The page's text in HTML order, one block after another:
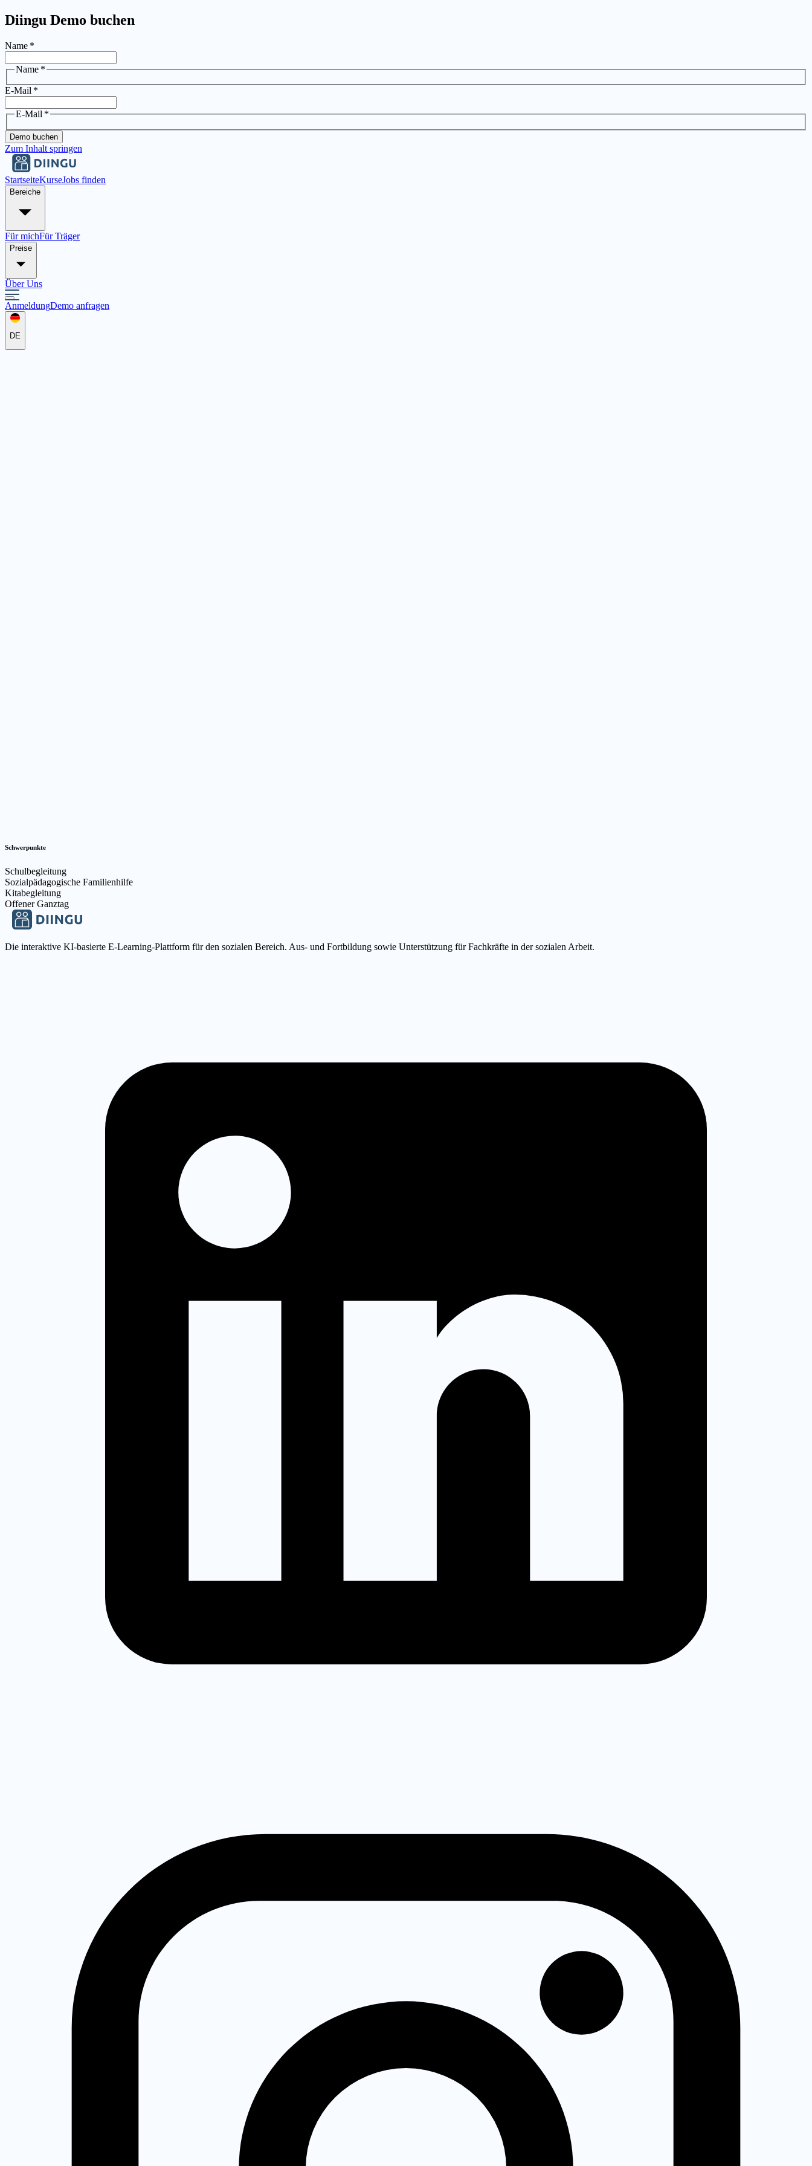
Diingu Demo buchen
Name *
Name *
E-Mail *
E-Mail *
Demo buchen
Zum Inhalt springen
StartseiteKurseJobs finden
Bereiche
Für michFür Träger
Preise
Über Uns
AnmeldungDemo anfragen
DE
Schwerpunkte
Schulbegleitung
Sozialpädagogische Familienhilfe
Kitabegleitung
Offener Ganztag
Die interaktive KI-basierte E-Learning-Plattform für den sozialen Bereich. Aus- und Fortbildung sowie Unterstützung für Fachkräfte in der sozialen Arbeit.